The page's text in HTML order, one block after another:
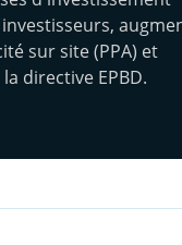
sur site (PPA) et
directive EPBD.